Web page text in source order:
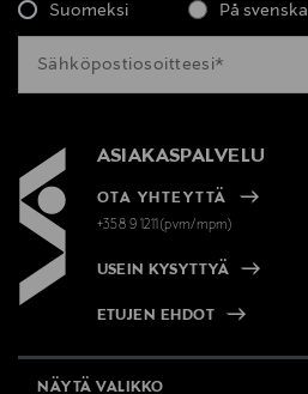
Suomeksi På svenska
ASIAKASPALVELU
OTA YHTEYTTÄ
+358 9 1211(pvm/mpm)
USEIN KYSYTTYÄ
ETUJEN EHDOT
NÄYTÄ VALIKKO